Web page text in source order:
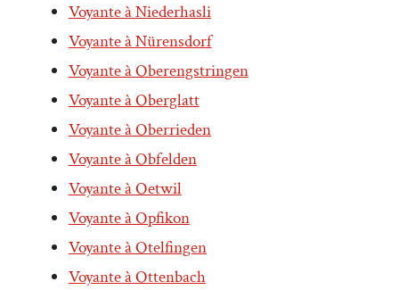
Voyante à Niederhasli
Voyante à Nürensdorf
Voyante à Oberengstringen
Voyante à Oberglatt
Voyante à Oberrieden
Voyante à Obfelden
Voyante à Oetwil
Voyante à Opfikon
Voyante à Otelfingen
Voyante à Ottenbach